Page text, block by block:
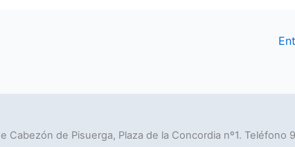
Cabezón de Pisuerga, Plaza de la Concordia nº1. Teléfono